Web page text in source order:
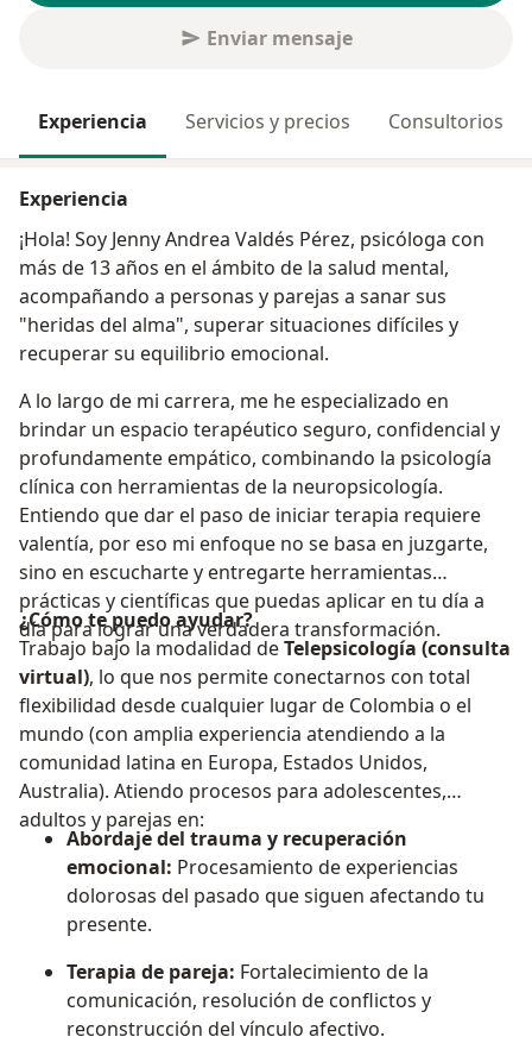
Enviar mensaje
Experiencia Servicios y precios Consultorios
Experiencia
¡Hola! Soy Jenny Andrea Valdés Pérez, psicóloga con
más de 13 años en el ámbito de la salud mental,
acompañando a personas y parejas a sanar sus
"heridas del alma", superar situaciones difíciles y
recuperar su equilibrio emocional.
A lo largo de mi carrera, me he especializado en
brindar un espacio terapéutico seguro, confidencial y
profundamente empático, combinando la psicología
clínica con herramientas de la neuropsicología.
Entiendo que dar el paso de iniciar terapia requiere
valentía, por eso mi enfoque no se basa en juzgarte,
sino en escucharte y entregarte herramientas
prácticas y científicas que puedas aplicar en tu día a
día para lograr una verdadera transformación.
¿Cómo te puedo ayudar?
Trabajo bajo la modalidad deTelepsicología (consulta
virtual), lo que nos permite conectarnos con total
flexibilidad desde cualquier lugar de Colombia o el
mundo (con amplia experiencia atendiendo a la
comunidad latina en Europa, Estados Unidos,
Australia). Atiendo procesos para adolescentes,
adultos y parejas en:
Abordaje del trauma y recuperación
emocional: Procesamiento de experiencias
dolorosas del pasado que siguen afectando tu
presente.
Terapia de pareja: Fortalecimiento de la
comunicación, resolución de conflictos y
reconstrucción del vínculo afectivo.